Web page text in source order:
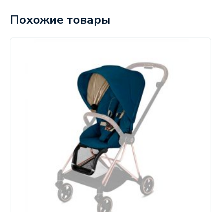
Похожие товары